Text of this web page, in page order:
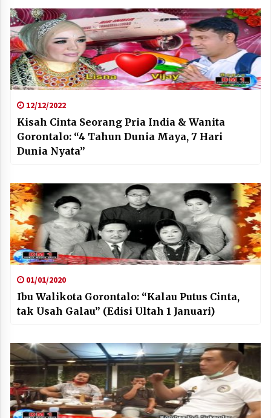
12/12/2022
Kisah Cinta Seorang Pria India & Wanita
Gorontalo: “4 Tahun Dunia Maya, 7 Hari
Dunia Nyata”
01/01/2020
Ibu Walikota Gorontalo: “Kalau Putus Cinta,
tak Usah Galau” (Edisi Ultah 1 Januari)